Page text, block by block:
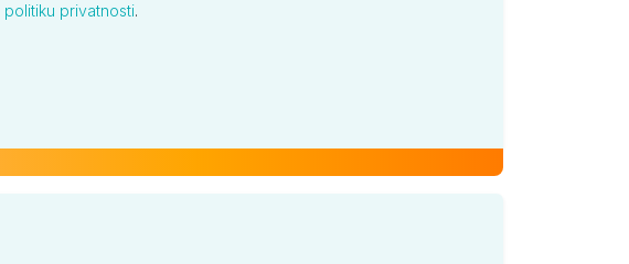
politiku privatnosti.